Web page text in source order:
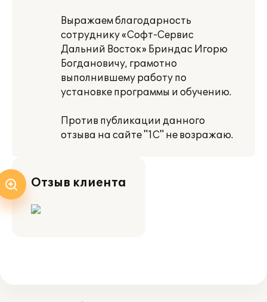
Выражаем благодарность
сотруднику «Софт-Сервис
Дальний Восток» Бриндас Игорю
Богдановичу, грамотно
выполнившему работу по
установке программы и обучению.
Против публикации данного
отзыва на сайте "1С" не возражаю.
Отзыв клиента